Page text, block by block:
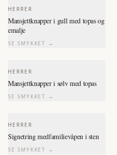
HERRER
Mansjettknapper i gull med topas og
emalje
SE SMYKKET →
HERRER
Mansjettknapper i sølv med topas
SE SMYKKET →
HERRER
Signetring medfamilievåpen i sten
SE SMYKKET →